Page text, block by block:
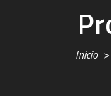
Inicio